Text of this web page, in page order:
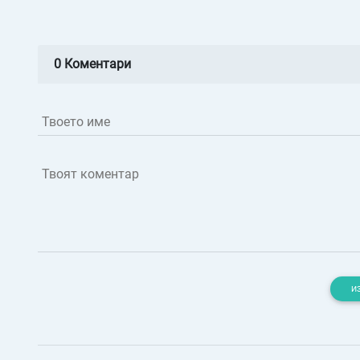
0 Коментари
Твоето име
Твоят коментар